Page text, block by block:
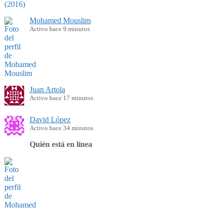
Mohamed Mouslim
Activo hace 9 minutos
Juan Artola
Activo hace 17 minutos
David López
Activo hace 34 minutos
Quién está en línea